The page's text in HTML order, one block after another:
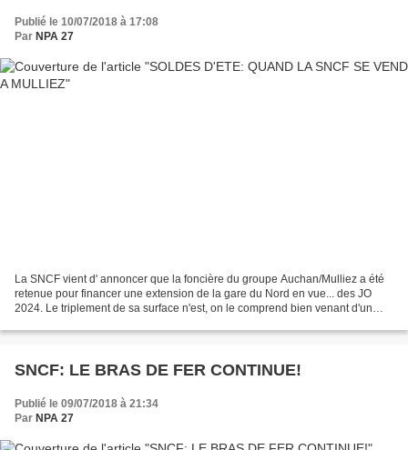
Publié le 10/07/2018 à 17:08
Par NPA 27
La SNCF vient d' annoncer que la foncière du groupe Auchan/Mulliez a été
retenue pour financer une extension de la gare du Nord en vue... des JO
2024. Le triplement de sa surface n'est, on le comprend bien venant d'un
SNCF: LE BRAS DE FER CONTINUE!
Publié le 09/07/2018 à 21:34
Par NPA 27